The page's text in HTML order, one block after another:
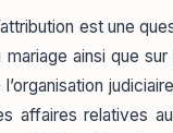
est une
ainsi que
affaires relatives